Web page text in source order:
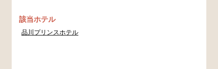
該当ホテル
品川プリンスホテル